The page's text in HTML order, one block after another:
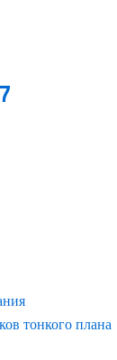
тонкого плана